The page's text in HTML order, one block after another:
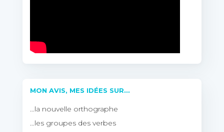
MON AVIS, MES IDÉES SUR…
…la nouvelle orthographe
…les groupes des verbes